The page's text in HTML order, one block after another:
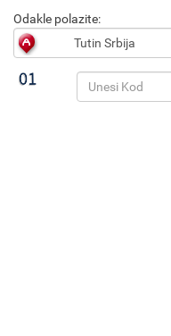
Odakle polazite: